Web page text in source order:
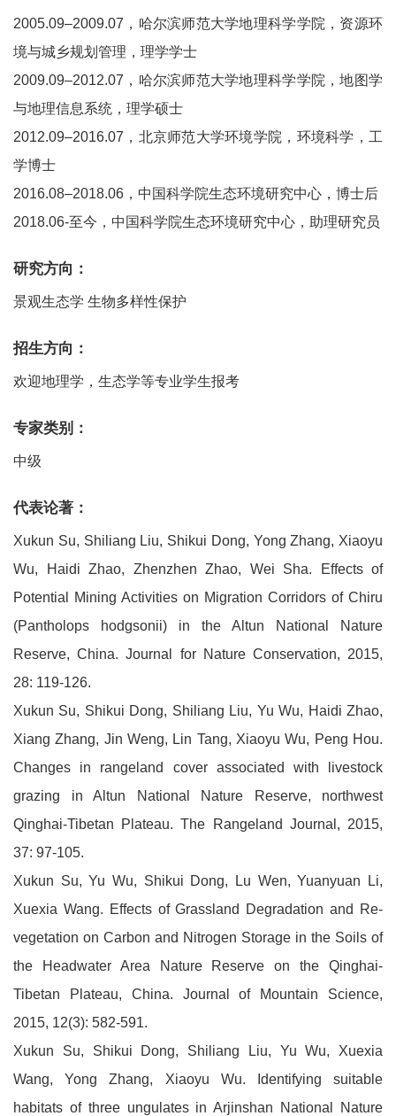
2005.09–2009.07，哈尔滨师范大学地理科学学院，资源环
境与城乡规划管理，理学学士
2009.09–2012.07，哈尔滨师范大学地理科学学院，地图学
与地理信息系统，理学硕士
2012.09–2016.07，北京师范大学环境学院，环境科学，工
学博士
2016.08–2018.06，中国科学院生态环境研究中心，博士后
2018.06-至今，中国科学院生态环境研究中心，助理研究员
研究方向：
景观生态学 生物多样性保护
招生方向：
欢迎地理学，生态学等专业学生报考
专家类别：
中级
代表论著：
Xukun Su, Shiliang Liu, Shikui Dong, Yong Zhang, Xiaoyu
Wu, Haidi Zhao, Zhenzhen Zhao, Wei Sha. Effects of
Potential Mining Activities on Migration Corridors of Chiru
(Pantholops hodgsonii) in the Altun National Nature
Reserve, China. Journal for Nature Conservation, 2015,
28: 119-126.
Xukun Su, Shikui Dong, Shiliang Liu, Yu Wu, Haidi Zhao,
Xiang Zhang, Jin Weng, Lin Tang, Xiaoyu Wu, Peng Hou.
Changes in rangeland cover associated with livestock
grazing in Altun National Nature Reserve, northwest
Qinghai-Tibetan Plateau. The Rangeland Journal, 2015,
37: 97-105.
Xukun Su, Yu Wu, Shikui Dong, Lu Wen, Yuanyuan Li,
Xuexia Wang. Effects of Grassland Degradation and Re-
vegetation on Carbon and Nitrogen Storage in the Soils of
the Headwater Area Nature Reserve on the Qinghai-
Tibetan Plateau, China. Journal of Mountain Science,
2015, 12(3): 582-591.
Xukun Su, Shikui Dong, Shiliang Liu, Yu Wu, Xuexia
Wang, Yong Zhang, Xiaoyu Wu. Identifying suitable
habitats of three ungulates in Arjinshan National Nature